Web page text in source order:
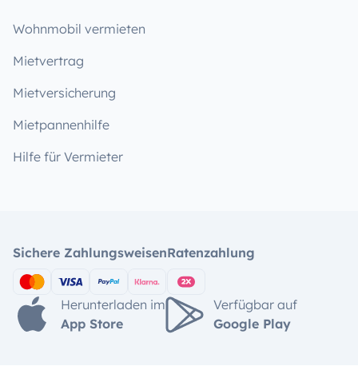
Wohnmobil vermieten
Mietvertrag
Mietversicherung
Mietpannenhilfe
Hilfe für Vermieter
Sichere ZahlungsweisenRatenzahlung
Herunterladen im
App Store
Verfügbar auf
Google Play